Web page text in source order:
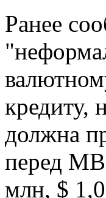
Ранее
кредиту,
должна
перед
млн, $